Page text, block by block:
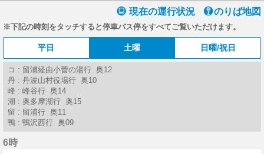
現在の運行状況 のりば地図
※下記の時刻をタッチすると停車バス停をすべてご覧いただけます。
平日 土曜 日曜/祝日
コ : 留浦経由小菅の湯行 奥12
丹 : 丹波山村役場行 奥10
峰 : 峰谷行 奥14
湖 : 奥多摩湖行 奥15
留 : 留浦行 奥11
鴨 : 鴨沢西行 奥09
6時